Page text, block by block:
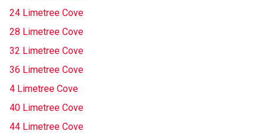
24 Limetree Cove
28 Limetree Cove
32 Limetree Cove
36 Limetree Cove
4 Limetree Cove
40 Limetree Cove
44 Limetree Cove